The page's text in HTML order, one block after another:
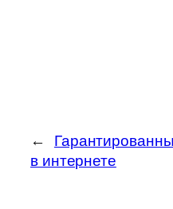
←
в интернете